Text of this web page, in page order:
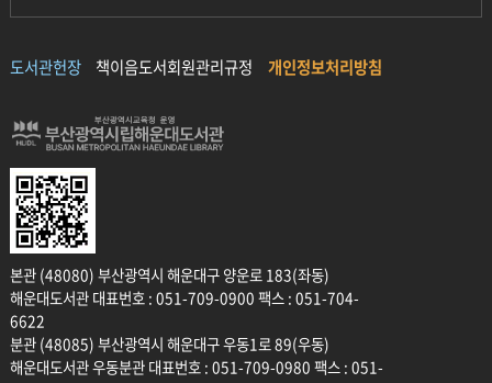
도서관헌장 책이음도서회원관리규정 개인정보처리방침
본관 (48080) 부산광역시 해운대구 양운로 183(좌동)
해운대도서관 대표번호 : 051-709-0900 팩스 : 051-704-
6622
분관 (48085) 부산광역시 해운대구 우동1로 89(우동)
해운대도서관 우동분관 대표번호 : 051-709-0980 팩스 : 051-